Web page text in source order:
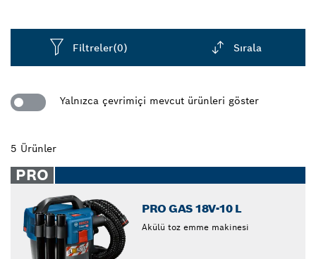
Filtreler(0) Sırala
Yalnızca çevrimiçi mevcut ürünleri göster
5 Ürünler
PRO
PRO GAS 18V-10 L
Akülü toz emme makinesi